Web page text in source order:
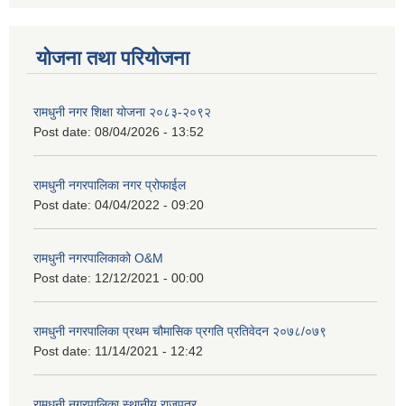
योजना तथा परियोजना
रामधुनी नगर शिक्षा योजना २०८३-२०९२
Post date: 08/04/2026 - 13:52
रामधुनी नगरपालिका नगर प्रोफाईल
Post date: 04/04/2022 - 09:20
रामधुनी नगरपालिकाको O&M
Post date: 12/12/2021 - 00:00
रामधुनी नगरपालिका प्रथम चौमासिक प्रगति प्रतिवेदन २०७८/०७९
Post date: 11/14/2021 - 12:42